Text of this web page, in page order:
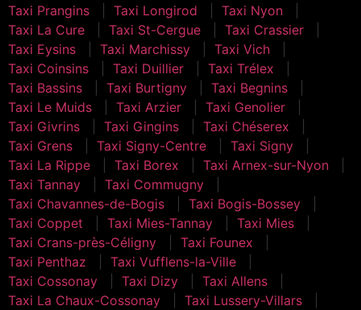
Taxi Prangins
Taxi Longirod
Taxi Nyon
Taxi La Cure
Taxi St-Cergue
Taxi Crassier
Taxi Eysins
Taxi Marchissy
Taxi Vich
Taxi Coinsins
Taxi Duillier
Taxi Trélex
Taxi Bassins
Taxi Burtigny
Taxi Begnins
Taxi Le Muids
Taxi Arzier
Taxi Genolier
Taxi Givrins
Taxi Gingins
Taxi Chéserex
Taxi Grens
Taxi Signy-Centre
Taxi Signy
Taxi La Rippe
Taxi Borex
Taxi Arnex-sur-Nyon
Taxi Tannay
Taxi Commugny
Taxi Chavannes-de-Bogis
Taxi Bogis-Bossey
Taxi Coppet
Taxi Mies-Tannay
Taxi Mies
Taxi Crans-près-Céligny
Taxi Founex
Taxi Penthaz
Taxi Vufflens-la-Ville
Taxi Cossonay
Taxi Dizy
Taxi Allens
Taxi La Chaux-Cossonay
Taxi Lussery-Villars